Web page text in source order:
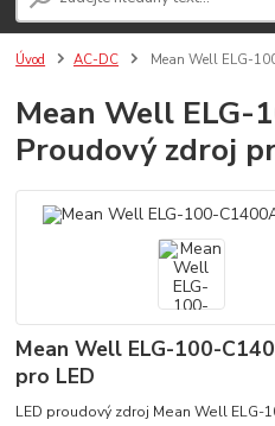
Úvod AC-DC Mean Well ELG-
Mean Well ELG-
Proudový zdroj
Mean Well ELG-100-
pro LED
LED proudový zdroj Mean Well ELG-